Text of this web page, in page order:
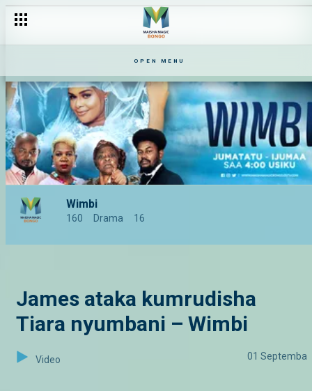
OPEN MENU
Wimbi
160 Drama 16
James ataka kumrudisha
Tiara nyumbani – Wimbi
Video 01 Septemba